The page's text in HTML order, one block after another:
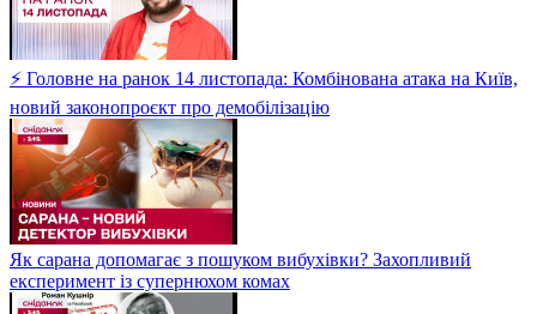
⚡ Головне на ранок 14 листопада: Комбінована атака на Київ,
новий законопроєкт про демобілізацію
Як сарана допомагає з пошуком вибухівки? Захопливий
експеримент із супернюхом комах